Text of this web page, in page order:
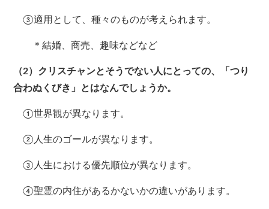
③適用として、種々のものが考えられます。
＊結婚、商売、趣味などなど
（2）クリスチャンとそうでない人にとっての、「つり
合わぬくびき」とはなんでしょうか。
①世界観が異なります。
②人生のゴールが異なります。
③人生における優先順位が異なります。
④聖霊の内住があるかないかの違いがあります。